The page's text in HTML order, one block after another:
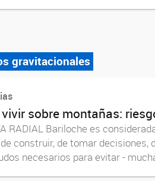
gravitacionales
sobre montañas:
RADIAL Bariloche es
construir, de tomar
necesarios para evitar -